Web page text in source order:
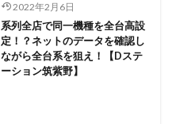
2022年2月6日
系列全店で同一機種を全台高設
定！？ネットのデータを確認し
ながら全台系を狙え！【Dステ
ーション筑紫野】